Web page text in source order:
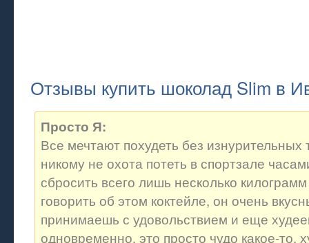
Отзывы купить шоколад Slim в
Просто Я:
Все мечтают похудеть без изнурительных
никому не охота потеть в спортзале
сбросить всего лишь несколько
говорить об этом коктейле, он очень
принимаешь с удовольствием и еще
одновременно, это просто чудо какое-то,